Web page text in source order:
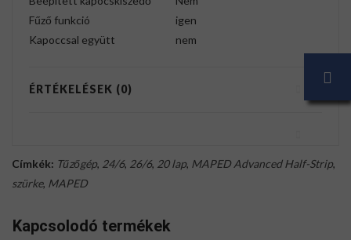
Fűző funkció
igen
Kapoccsal együtt
nem
ÉRTÉKELÉSEK (0)
Címkék: Tűzőgép, 24/6, 26/6, 20 lap, MAPED Advanced Half-Strip,
szürke, MAPED
Kapcsolodó termékek